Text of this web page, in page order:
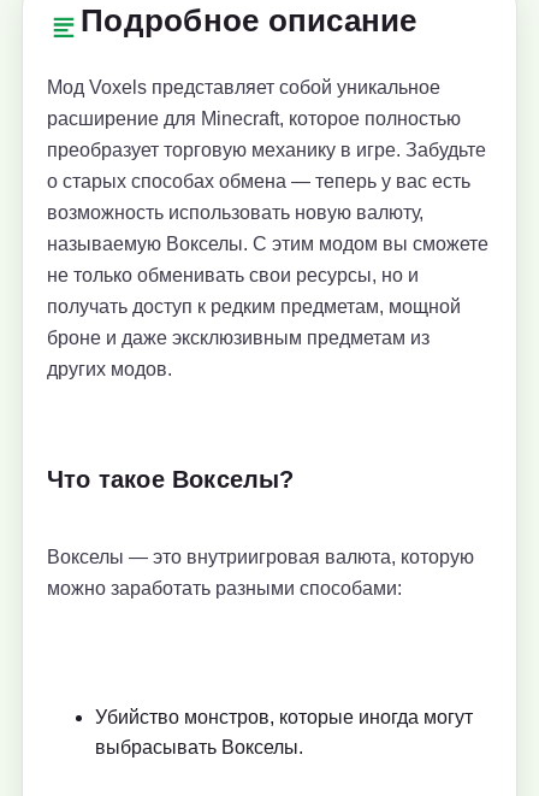
Подробное описание
Мод Voxels представляет собой уникальное
расширение для Minecraft, которое полностью
преобразует торговую механику в игре. Забудьте
о старых способах обмена — теперь у вас есть
возможность использовать новую валюту,
называемую Вокселы. С этим модом вы сможете
не только обменивать свои ресурсы, но и
получать доступ к редким предметам, мощной
броне и даже эксклюзивным предметам из
других модов.
Что такое Вокселы?
Вокселы — это внутриигровая валюта, которую
можно заработать разными способами:
Убийство монстров, которые иногда могут
выбрасывать Вокселы.